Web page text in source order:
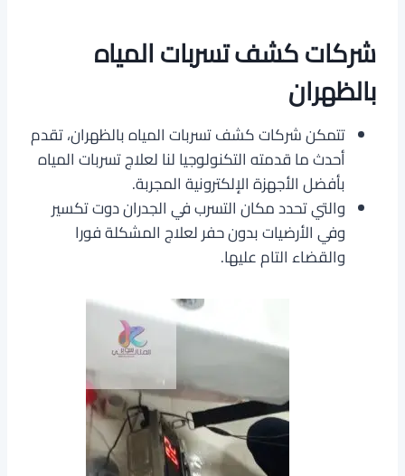
شركات كشف تسربات المياه
بالظهران
تتمكن شركات كشف تسربات المياه بالظهران، تقدم
أحدث ما قدمته التكنولوجيا لنا لعلاج تسربات المياه
بأفضل الأجهزة الإلكترونية المجربة.
والتي تحدد مكان التسرب في الجدران دوت تكسير
وفي الأرضيات بدون حفر لعلاج المشكلة فورا
والقضاء التام عليها.